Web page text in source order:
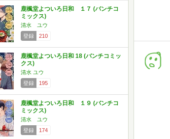
鹿楓堂よついろ日和 １７ (バンチコ
ミックス)
清水 ユウ
登録
210
鹿楓堂よついろ日和 18 (バンチコミッ
クス)
清水 ユウ
登録
195
鹿楓堂よついろ日和 １９ (バンチコ
ミックス)
清水 ユウ
登録
174